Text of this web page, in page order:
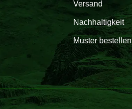
Versand
Nachhaltigkeit
Muster bestellen